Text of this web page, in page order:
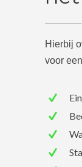
Hierbij
voor